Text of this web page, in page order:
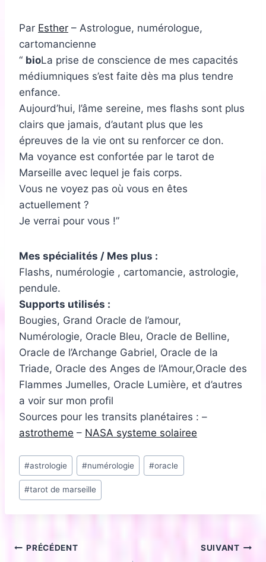
Par Esther – Astrologue, numérologue,
cartomancienne
bioLa prise de conscience de mes capacités
médiumniques s’est faite dès ma plus tendre
enfance.
Aujourd’hui, l’âme sereine, mes flashs sont plus
clairs que jamais, d’autant plus que les
épreuves de la vie ont su renforcer ce don.
Ma voyance est confortée par le tarot de
Marseille avec lequel je fais corps.
Vous ne voyez pas où vous en êtes
actuellement ?
Je verrai pour vous !
Mes spécialités / Mes plus :
Flashs, numérologie , cartomancie, astrologie,
pendule.
Supports utilisés :
Bougies, Grand Oracle de l’amour,
Numérologie, Oracle Bleu, Oracle de Belline,
Oracle de l’Archange Gabriel, Oracle de la
Triade, Oracle des Anges de l’Amour,Oracle des
Flammes Jumelles, Oracle Lumière, et d’autres
a voir sur mon profil
Sources pour les transits planétaires : –
astrotheme – NASA systeme solairee
Étiquettes
de
la
#astrologie #numérologie #oracle
#tarot de marseille
Navigation
PRÉCÉDENT SUIVANT